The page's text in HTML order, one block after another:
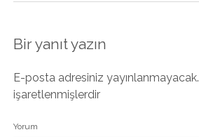
Bir yanıt yazın
E-posta adresiniz yayınlanmayacak.
işaretlenmişlerdir
Yorum